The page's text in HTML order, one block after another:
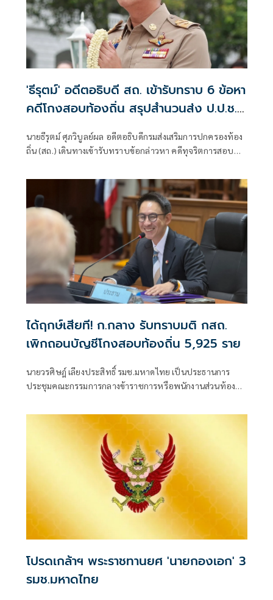
'ธีรุตม์' อดีตอธิบดี สถ. เข้ารับทราบ 6 ข้อหา
คดีโกงสอบท้องถิ่น สรุปสำนวนส่ง ป.ป.ช.
นายธีรุตม์ ศุภวิบูลย์ผล อดีตอธิบดีกรมส่งเสริมการปกครองท้อง
ถิ่น (สถ.) เดินทางเข้ารับทราบข้อกล่าวหา คดีทุจริตการสอบ
ได้ฤกษ์เสียที! ก.กลาง รับทราบมติ กสถ.
เพิกถอนบัญชีโกงสอบท้องถิ่น 5,925 ราย
นายวรศิษฎ์ เลียงประสิทธิ์ รมช.มหาดไทย เป็นประธานการ
ประชุมคณะกรรมการกลางข้าราชการหรือพนักงานส่วนท้อง
กลางการสอบแข่งขันพนักงานส่วนท้องถิ่น (กสถ.) ที่ให้ยกเลิก
บัญชีผู้สอบแข่งขันพนักงานส่วนท้องถิ่นเดิม และประกาศบัญชี
โปรดเกล้าฯ พระราชทานยศ 'นายกองเอก' 3
รมช.มหาดไทย